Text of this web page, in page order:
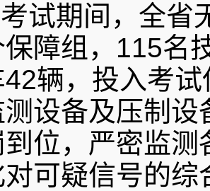
考试期间，全省
保障组，115名
42辆，投入考
测设备及压制
到位，严密监
对可疑信号的